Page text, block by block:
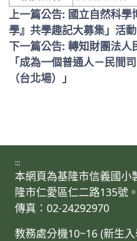
上一篇公告: 國立自然科
學』共學趣記大募集」活動
下一篇公告: 轉知財團法
「成為一個普通人－民間
（台北場）」
:::
本網頁為基隆市信義國
隆市仁愛區仁二路135號
傳真：02-24292970
教務處分機10~16 (新生